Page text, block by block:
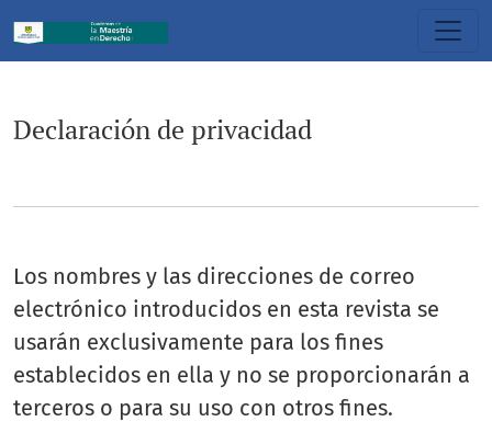
Declaración de privacidad
Los nombres y las direcciones de correo
electrónico introducidos en esta revista se
usarán exclusivamente para los fines
establecidos en ella y no se proporcionarán a
terceros o para su uso con otros fines.